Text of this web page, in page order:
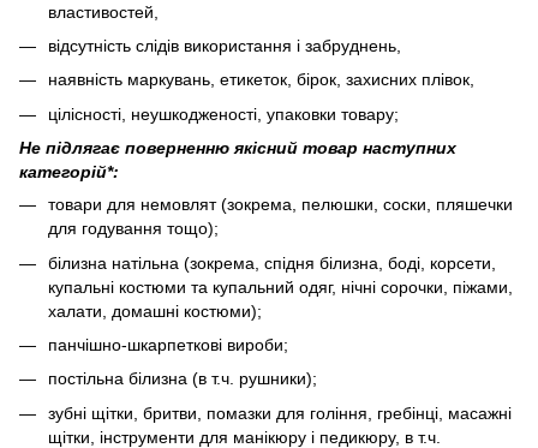
властивостей,
відсутність слідів використання і забруднень,
наявність маркувань, етикеток, бірок, захисних плівок,
цілісності, неушкодженості, упаковки товару;
Не підлягає поверненню якісний товар наступних
категорій*:
товари для немовлят (зокрема, пелюшки, соски, пляшечки
для годування тощо);
білизна натільна (зокрема, спідня білизна, боді, корсети,
купальні костюми та купальний одяг, нічні сорочки, піжами,
халати, домашні костюми);
панчішно-шкарпеткові вироби;
постільна білизна (в т.ч. рушники);
зубні щітки, бритви, помазки для гоління, гребінці, масажні
щітки, інструменти для манікюру і педикюру, в т.ч.